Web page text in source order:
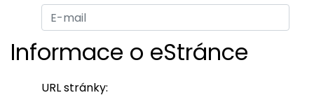
Informace o eStránce
URL stránky: